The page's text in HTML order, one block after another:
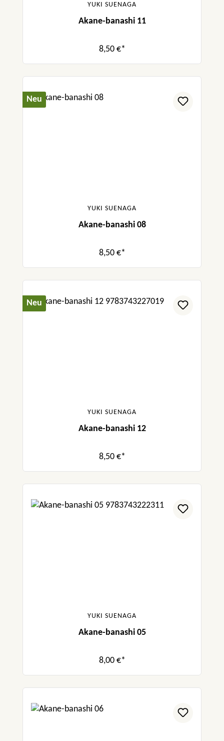
YUKI SUENAGA
Akane-banashi 11
8,50 €*
Neu
YUKI SUENAGA
Akane-banashi 08
8,50 €*
Neu
YUKI SUENAGA
Akane-banashi 12
8,50 €*
YUKI SUENAGA
Akane-banashi 05
8,00 €*